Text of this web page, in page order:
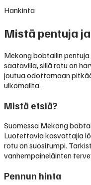
Hankinta
Mistä pentuja
Mekong bobtailin pentuja
saatavilla, sillä rotu on
joutua odottamaan
ulkomailta.
Mistä etsiä?
Suomessa Mekong
Luotettavia kasvattajia
rotu on suositumpi.
vanhempaineläinten
Pennun hinta